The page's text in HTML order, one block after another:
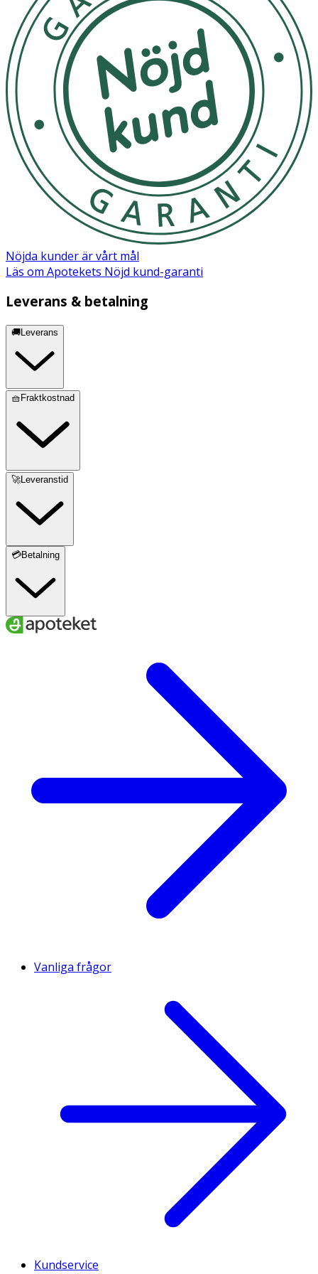
så håller de sig fina länge. Ta av dig dina smycken när du
duschar och undvik dessutom att få smink,
hårvårdsprodukter, sprit och andra kemikalier på
smyckena. Ta av och rengör dina smycken regelbundet
med tvål och vatten, så behåller de sin lyster. För
örhängen i medicinsk plast, innebär det dessutom att
låsen sitter bättre. Örhängen i medicinsk plast är
generellt sett tåliga, men stiften, krokarna och hängena
är mjuka och behöver hanteras varsamt. Tryck ihop
titanlåsens öglor något före användning, så sitter låsen
bättre.
OK för gravida och ammande:
Nöjda kunder är vårt mål
Läs om Apotekets Nöjd kund-garanti
Leverans & betalning
🚚Leverans
🧺Fraktkostnad
🚀Leveranstid
💳Betalning
Vanliga frågor
Kundservice